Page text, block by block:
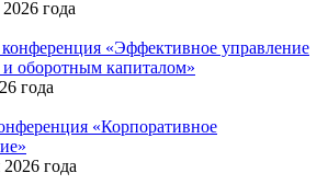
года
«Эффективное управление
оборотным капиталом»
года
«Корпоративное
года